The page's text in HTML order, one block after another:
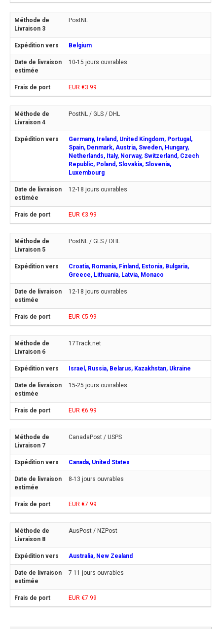
PostNL
Belgium
10-15 jours ouvrables
EUR €3.99
PostNL / GLS / DHL
Germany, Ireland, United Kingdom, Portugal,
Spain, Denmark, Austria, Sweden, Hungary,
Netherlands, Italy, Norway, Switzerland, Czech
Republic, Poland, Slovakia, Slovenia,
Luxembourg
12-18 jours ouvrables
EUR €3.99
PostNL / GLS / DHL
Croatia, Romania, Finland, Estonia, Bulgaria,
Greece, Lithuania, Latvia, Monaco
12-18 jours ouvrables
EUR €5.99
17Track.net
Israel, Russia, Belarus, Kazakhstan, Ukraine
15-25 jours ouvrables
EUR €6.99
CanadaPost / USPS
Canada, United States
8-13 jours ouvrables
EUR €7.99
AusPost / NZPost
Australia, New Zealand
7-11 jours ouvrables
EUR €7.99